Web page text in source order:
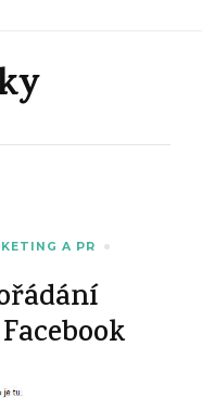
A PR